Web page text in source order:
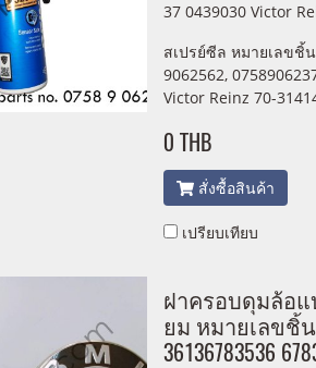
37 0439030 Victor
สเปรย์ซีล หมายเลขชิ้
9062562,
Victor Reinz 70-
0 THB
สั่งซื้อสินค้า
เปรียบเทียบ
ฝาครอบดุมล้อ
ยม หมายเลขชิ้
36136783536